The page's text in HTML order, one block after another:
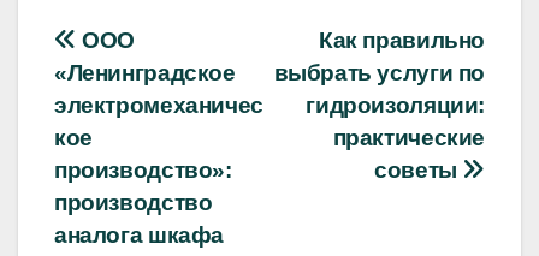
Навигация
по
записям
Как правильно
выбрать услуги по
гидроизоляции:
практические
советы
ООО
«Ленинградское
электромеханичес
кое
производство»:
производство
аналога шкафа